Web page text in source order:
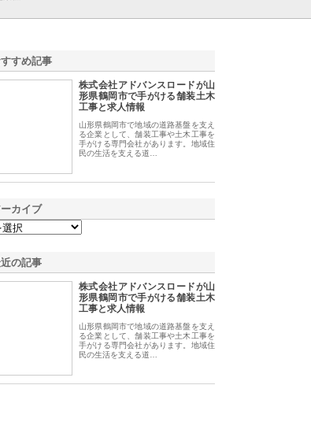
すめ記事
株式会社アドバンスロードが山
形県鶴岡市で手がける舗装土木
工事と求人情報
山形県鶴岡市で地域の道路基盤を支え
る企業として、舗装工事や土木工事を
手がける専門会社があります。地域住
民の生活を支える道…
カイブ
の記事
株式会社アドバンスロードが山
形県鶴岡市で手がける舗装土木
工事と求人情報
山形県鶴岡市で地域の道路基盤を支え
る企業として、舗装工事や土木工事を
手がける専門会社があります。地域住
民の生活を支える道…